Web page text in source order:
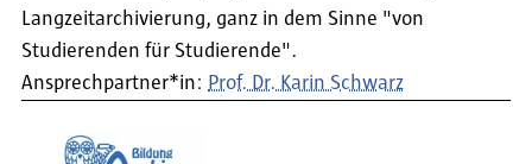
Langzeitarchivierung, ganz in dem Sinne "von
Studierenden für Studierende".
Ansprechpartner*in: Prof. Dr. Karin Schwarz